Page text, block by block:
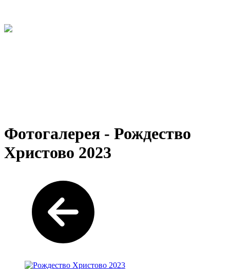
Фотогалерея - Рождество
Христово 2023